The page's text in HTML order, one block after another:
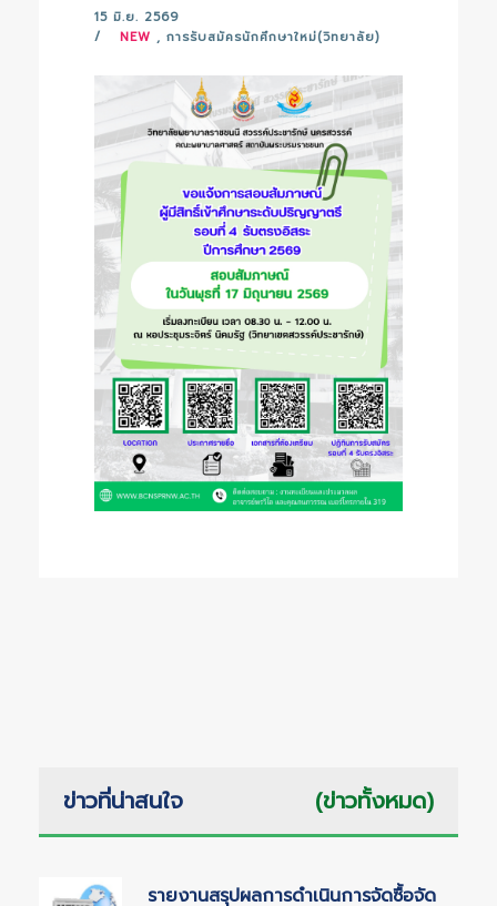
15 มิ.ย. 2569
NEW , การรับสมัครนักศึกษาใหม่(วิทยาลัย)
ข่าวที่น่าสนใจ (ข่าวทั้งหมด)
รายงานสรุปผลการดำเนินการจัดซื้อจัด